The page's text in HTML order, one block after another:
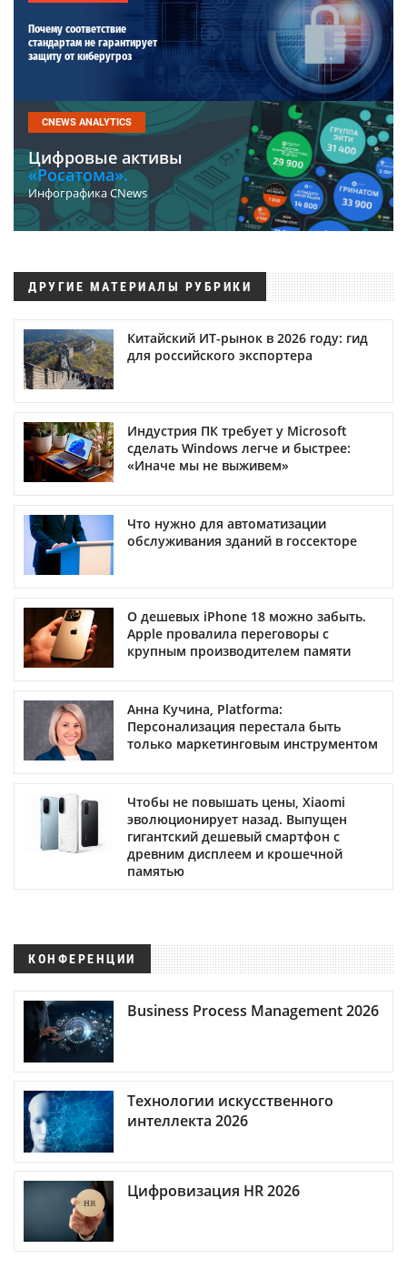
Почему соответствие
стандартам не гарантирует
защиту от киберугроз
CNEWS ANALYTICS
Цифровые активы
«Росатома».
Инфографика CNews
ДРУГИЕ МАТЕРИАЛЫ РУБРИКИ
Китайский ИТ-рынок в 2026 году: гид
для российского экспортера
Индустрия ПК требует у Microsoft
сделать Windows легче и быстрее:
«Иначе мы не выживем»
Что нужно для автоматизации
обслуживания зданий в госсекторе
О дешевых iPhone 18 можно забыть.
Apple провалила переговоры с
крупным производителем памяти
Анна Кучина, Platforma:
Персонализация перестала быть
только маркетинговым инструментом
Чтобы не повышать цены, Xiaomi
эволюционирует назад. Выпущен
гигантский дешевый смартфон с
древним дисплеем и крошечной
памятью
КОНФЕРЕНЦИИ
Business Process Management 2026
Технологии искусственного
интеллекта 2026
Цифровизация HR 2026